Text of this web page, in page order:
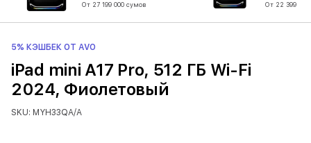
От 27 199 000 сумов От 22 399 000
5% КЭШБЕК ОТ AVO
iPad mini A17 Pro, 512 ГБ Wi-Fi
2024, Фиолетовый
SKU: MYH33QA/A